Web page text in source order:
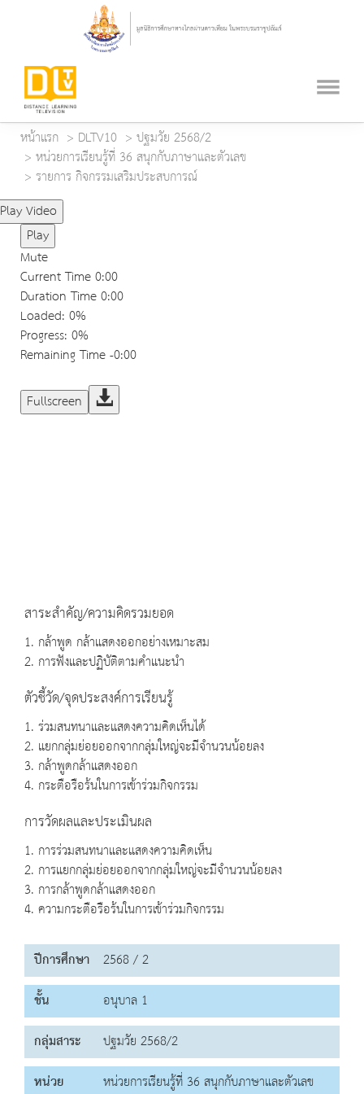
หน้าแรก DLTV10
ปฐมวัย 2568/2
หน่วยการเรียนรู้ที่ 36 สนุกกับภาษาและตัวเลข
รายการ กิจกรรมเสริมประสบการณ์
Play Video
Play
Mute
Current Time0:00
Duration Time0:00
Loaded: 0%
Progress: 0%
Remaining Time-0:00
Fullscreen
สาระสำคัญ/ความคิดรวมยอด
1. กล้าพูด กล้าแสดงออกอย่างเหมาะสม
2. การฟังและปฏิบัติตามคำแนะนำ
ตัวชี้วัด/จุดประสงค์การเรียนรู้
1. ร่วมสนทนาและแสดงความคิดเห็นได้
2. แยกกลุ่มย่อยออกจากกลุ่มใหญ่จะมีจำนวนน้อยลง
3. กล้าพูดกล้าแสดงออก
4. กระตือรือร้นในการเข้าร่วมกิจกรรม
การวัดผลและประเมินผล
1. การร่วมสนทนาและแสดงความคิดเห็น
2. การแยกกลุ่มย่อยออกจากกลุ่มใหญ่จะมีจำนวนน้อยลง
3. การกล้าพูดกล้าแสดงออก
4. ความกระตือรือร้นในการเข้าร่วมกิจกรรม
ปีการศึกษา 2568 / 2
ชั้น
อนุบาล 1
กลุ่มสาระ
ปฐมวัย 2568/2
หน่วย
หน่วยการเรียนรู้ที่ 36 สนุกกับภาษาและตัวเลข